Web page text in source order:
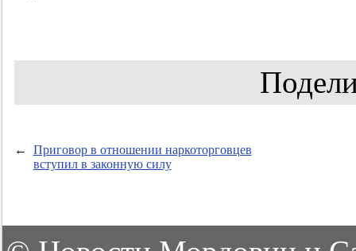
←
Приговор в отношении наркоторговцев
вступил в законную силу